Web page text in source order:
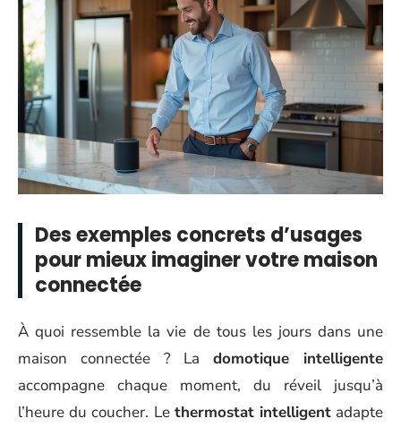
Des exemples concrets d’usages
pour mieux imaginer votre maison
connectée
À quoi ressemble la vie de tous les jours dans une
maison connectée ? Ladomotique intelligente
accompagne chaque moment, du réveil jusqu’à
l’heure du coucher. Le thermostat intelligentadapte